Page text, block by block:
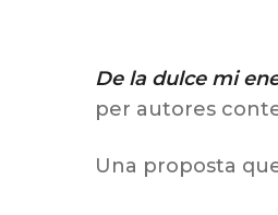
De la dulce mi
per autores
Una proposta